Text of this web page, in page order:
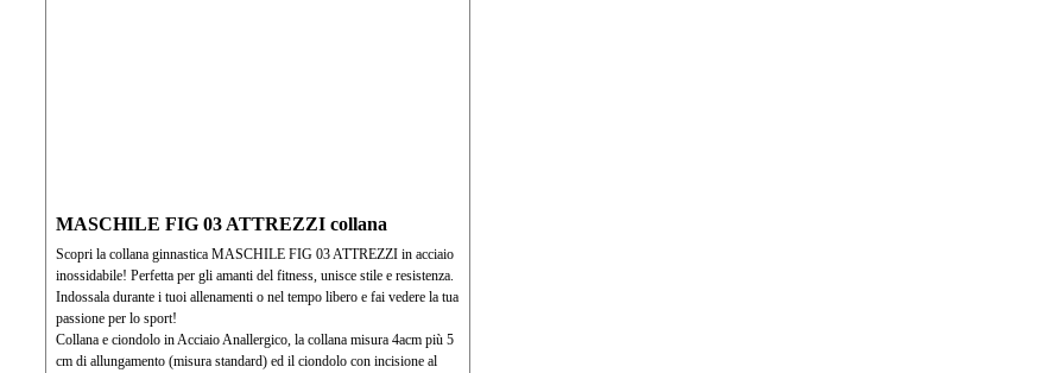
MASCHILE FIG 03 ATTREZZI collana
Scopri la collana ginnastica MASCHILE FIG 03 ATTREZZI in acciaio
inossidabile! Perfetta per gli amanti del fitness, unisce stile e resistenza.
Indossala durante i tuoi allenamenti o nel tempo libero e fai vedere la tua
passione per lo sport!
Collana e ciondolo in Acciaio Anallergico, la collana misura 4acm più 5
cm di allungamento (misura standard) ed il ciondolo con incisione al